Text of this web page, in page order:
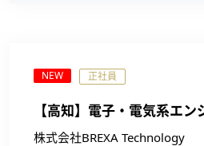
NEW 正社員
【高知】電子・電気系エン
株式会社BREXA Technology